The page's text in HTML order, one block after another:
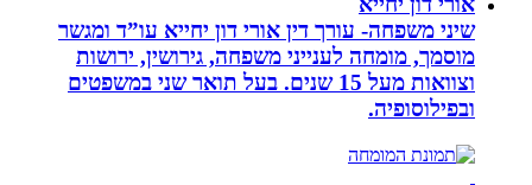
שיני משפחה- עורך דין אורי דון יחייא עו”ד ומגשר
מוסמך, מומחה לענייני משפחה, גירושין, ירושות
וצוואות מעל 15 שנים. בעל תואר שני במשפטים
ובפילוסופיה.